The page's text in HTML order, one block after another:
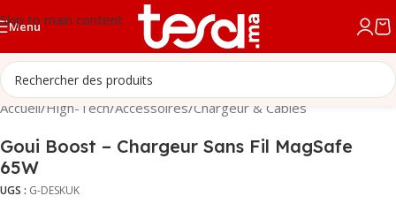
Skip to main content
Menu
Accueil/High-Tech/Accessoires/Chargeur & Câbles
Goui Boost – Chargeur Sans Fil MagSafe
65W
UGS : G-DESKUK